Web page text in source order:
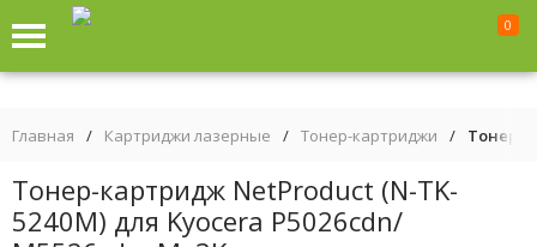
0
Главная / Картриджи лазерные / Тонер-картриджи / Тонер-
Тонер-картридж NetProduct (N-TK-
5240M) для Kyocera P5026cdn/